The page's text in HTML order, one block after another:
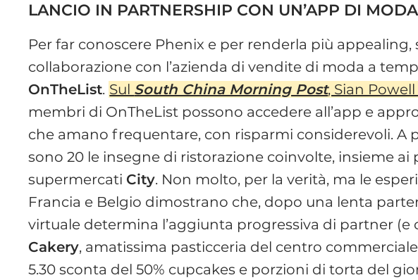
LANCIO IN PARTNERSHIP CON UN’APP DI MODA
Per far conoscere Phenix e per renderla più appealing,
collaborazione con l’azienda di vendite di moda a
OnTheList. Sul South China Morning Post, Sian
membri di OnTheList possono accedere all’app e
che amano frequentare, con risparmi considerevoli. A
sono 20 le insegne di ristorazione coinvolte, insieme
supermercati City. Non molto, per la verità, ma le
Francia e Belgio dimostrano che, dopo una lenta
virtuale determina l’aggiunta progressiva di partner
Cakery, amatissima pasticceria del centro commerciale
5.30 sconta del 50% cupcakes e porzioni di torta del